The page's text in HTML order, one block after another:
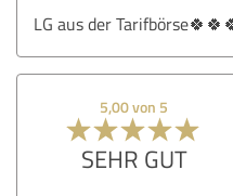
LG aus der
5,00 von 5
SEHR GUT